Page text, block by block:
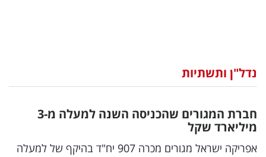
וצרכנות
דיגיטל
וטק
נדל"ן ותשתיות
חברת המגורים שהכניסה השנה למעלה מ-3
מיליארד שקל
אפריקה ישראל מגורים מכרה 907 יח"ד בהיקף של למעלה